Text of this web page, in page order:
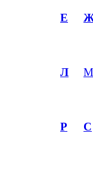
Е
Л М
Р С